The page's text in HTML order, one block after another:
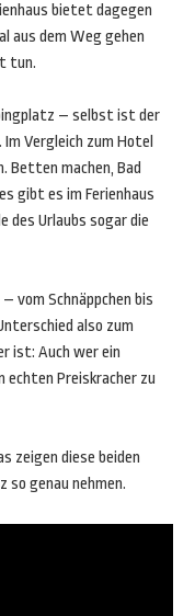
bietet dagegen
aus dem Weg gehen
tun.
– selbst ist der
Vergleich zum Hotel
Betten machen, Bad
gibt es im Ferienhaus
des Urlaubs sogar die
vom Schnäppchen bis
also zum
ist: Auch wer ein
echten Preiskracher zu
zeigen diese beiden
so genau nehmen.